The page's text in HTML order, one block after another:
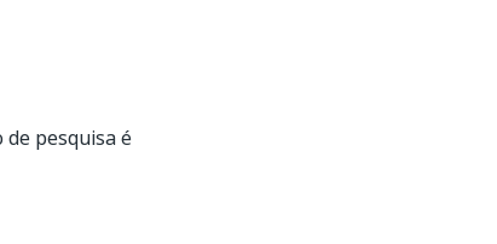
de pesquisa é